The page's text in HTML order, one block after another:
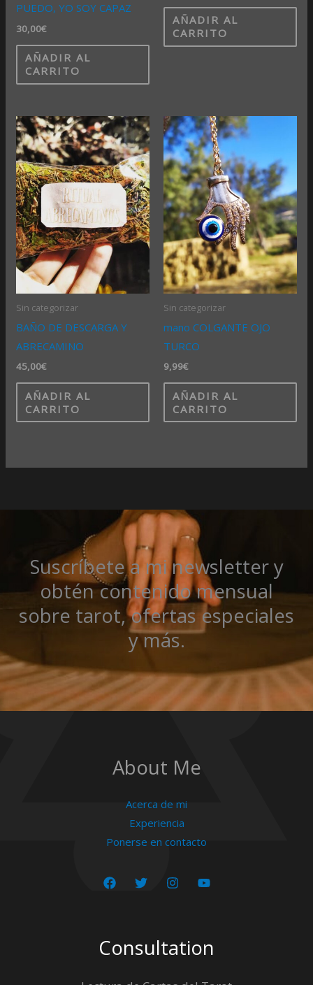
PUEDO, YO SOY CAPAZ
30,00€
AÑADIR AL
CARRITO
AÑADIR AL
CARRITO
Sin categorizar
BAÑO DE DESCARGA Y
ABRECAMINO
45,00€
AÑADIR AL
CARRITO
Sin categorizar
mano COLGANTE OJO
TURCO
9,99€
AÑADIR AL
CARRITO
Suscríbete a mi newsletter y
obtén contenido mensual
sobre tarot, ofertas especiales
y más.
About Me
Acerca de mi
Experiencia
Ponerse en contacto
Consultation